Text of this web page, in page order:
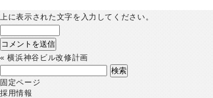
上に表示された文字を入力してください。
«横浜神谷ビル改修計画
索:
固定ページ
採用情報